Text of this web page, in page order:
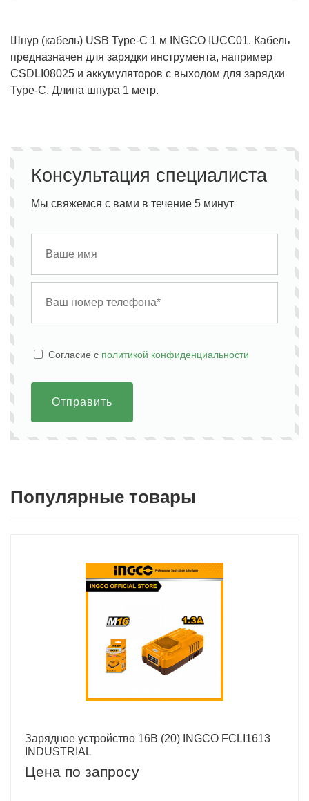
Шнур (кабель) USB Type-C 1 м INGCO IUCC01. Кабель
предназначен для зарядки инструмента, например
CSDLI08025 и аккумуляторов с выходом для зарядки
Type-C. Длина шнура 1 метр.
Консультация специалиста
Мы свяжемся с вами в течение 5 минут
Cогласие с политикой конфиденциальности
Отправить
Популярные товары
Зарядное устройство 16В (20) INGCO FCLI1613
INDUSTRIAL
Цена по запросу